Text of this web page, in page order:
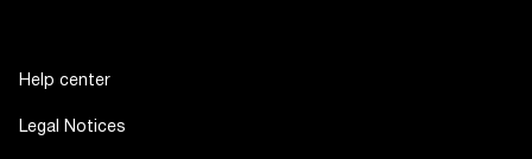
Help center
Legal Notices